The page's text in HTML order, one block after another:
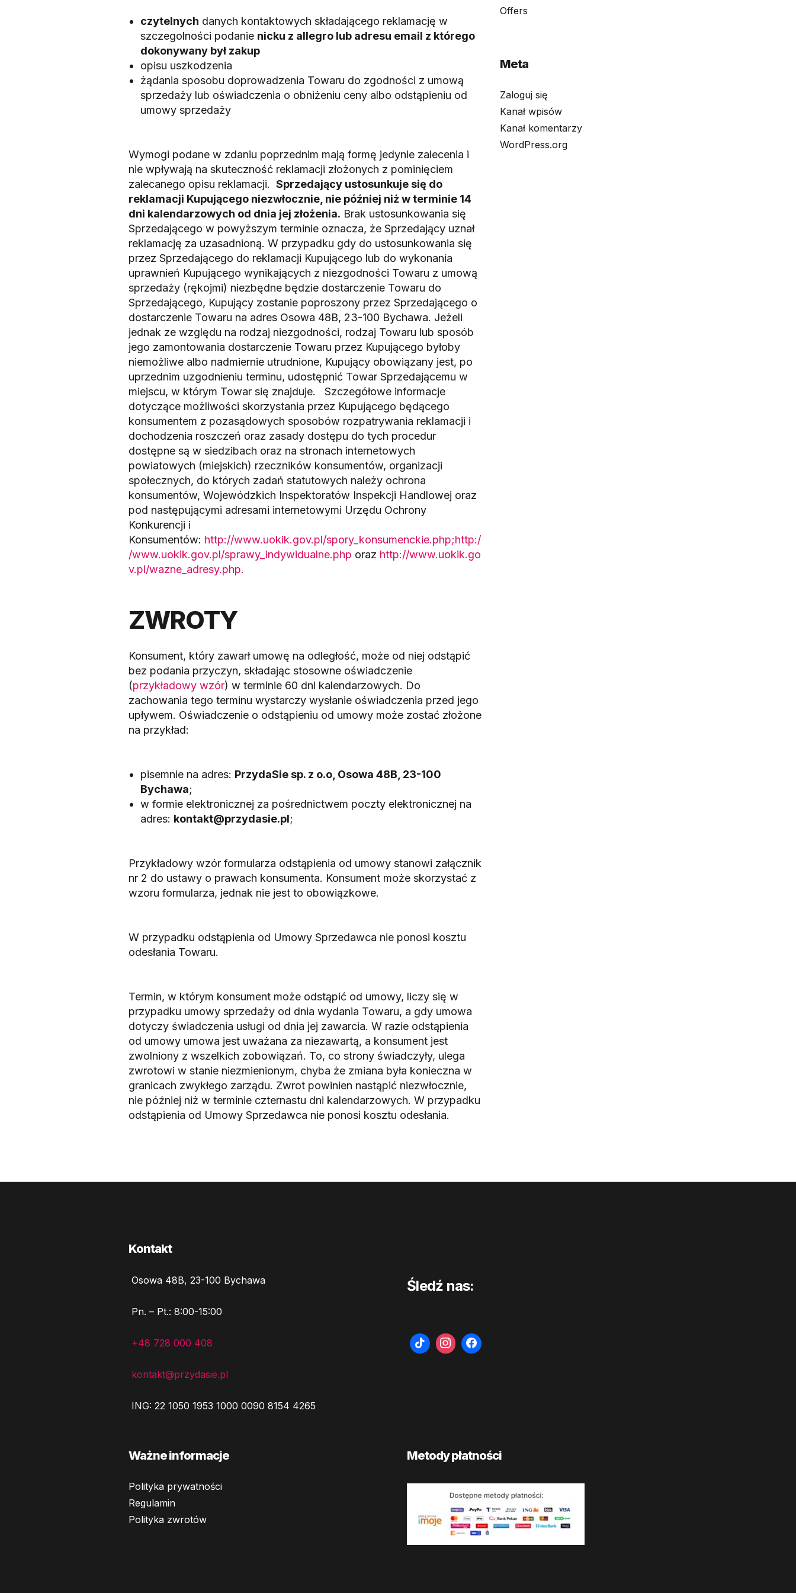
czytelnych danych kontaktowych składającego reklamację w
szczegolności podanie nicku z allegro lub adresu email z którego
dokonywany był zakup
opisu uszkodzenia
żądania sposobu doprowadzenia Towaru do zgodności z umową
sprzedaży lub oświadczenia o obniżeniu ceny albo odstąpieniu od
umowy sprzedaży
Wymogi podane w zdaniu poprzednim mają formę jedynie zalecenia i
nie wpływają na skuteczność reklamacji złożonych z pominięciem
zalecanego opisu reklamacji. Sprzedający ustosunkuje się do
reklamacji Kupującego niezwłocznie, nie później niż w terminie 14
dni kalendarzowych od dnia jej złożenia. Brak ustosunkowania się
Sprzedającego w powyższym terminie oznacza, że Sprzedający uznał
reklamację za uzasadnioną. W przypadku gdy do ustosunkowania się
przez Sprzedającego do reklamacji Kupującego lub do wykonania
uprawnień Kupującego wynikających z niezgodności Towaru z umową
sprzedaży (rękojmi) niezbędne będzie dostarczenie Towaru do
Sprzedającego, Kupujący zostanie poproszony przez Sprzedającego o
dostarczenie Towaru na adres Osowa 48B, 23-100 Bychawa. Jeżeli
jednak ze względu na rodzaj niezgodności, rodzaj Towaru lub sposób
jego zamontowania dostarczenie Towaru przez Kupującego byłoby
niemożliwe albo nadmiernie utrudnione, Kupujący obowiązany jest, po
uprzednim uzgodnieniu terminu, udostępnić Towar Sprzedającemu w
miejscu, w którym Towar się znajduje. Szczegółowe informacje
dotyczące możliwości skorzystania przez Kupującego będącego
konsumentem z pozasądowych sposobów rozpatrywania reklamacji i
dochodzenia roszczeń oraz zasady dostępu do tych procedur
dostępne są w siedzibach oraz na stronach internetowych
powiatowych (miejskich) rzeczników konsumentów, organizacji
społecznych, do których zadań statutowych należy ochrona
konsumentów, Wojewódzkich Inspektoratów Inspekcji Handlowej oraz
pod następującymi adresami internetowymi Urzędu Ochrony
Konkurencji i
Konsumentów: http://www.uokik.gov.pl/spory_konsumenckie.php;http:/
/www.uokik.gov.pl/sprawy_indywidualne.php oraz http://www.uokik.go
v.pl/wazne_adresy.php.
ZWROTY
Konsument, który zawarł umowę na odległość, może od niej odstąpić
bez podania przyczyn, składając stosowne oświadczenie
(przykładowy wzór) w terminie 60 dni kalendarzowych. Do
zachowania tego terminu wystarczy wysłanie oświadczenia przed jego
upływem. Oświadczenie o odstąpieniu od umowy może zostać złożone
na przykład:
pisemnie na adres: PrzydaSie sp. z o.o, Osowa 48B, 23-100
Bychawa;
w formie elektronicznej za pośrednictwem poczty elektronicznej na
adres: kontakt@przydasie.pl;
Przykładowy wzór formularza odstąpienia od umowy stanowi załącznik
nr 2 do ustawy o prawach konsumenta. Konsument może skorzystać z
wzoru formularza, jednak nie jest to obowiązkowe.
W przypadku odstąpienia od Umowy Sprzedawca nie ponosi kosztu
odesłania Towaru.
Termin, w którym konsument może odstąpić od umowy, liczy się w
przypadku umowy sprzedaży od dnia wydania Towaru, a gdy umowa
dotyczy świadczenia usługi od dnia jej zawarcia. W razie odstąpienia
od umowy umowa jest uważana za niezawartą, a konsument jest
zwolniony z wszelkich zobowiązań. To, co strony świadczyły, ulega
zwrotowi w stanie niezmienionym, chyba że zmiana była konieczna w
granicach zwykłego zarządu. Zwrot powinien nastąpić niezwłocznie,
nie później niż w terminie czternastu dni kalendarzowych. W przypadku
odstąpienia od Umowy Sprzedawca nie ponosi kosztu odesłania.
Offers
Meta
Zaloguj się
Kanał wpisów
Kanał komentarzy
WordPress.org
Kontakt
Osowa 48B, 23-100 Bychawa
Pn. – Pt.: 8:00-15:00
+48 728 000 408
kontakt@przydasie.pl
ING: 22 1050 1953 1000 0090 8154 4265
Śledź nas:
Ważne informacje
Polityka prywatności
Regulamin
Polityka zwrotów
Metody płatności